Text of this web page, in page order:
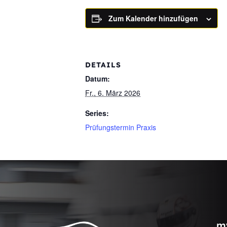
Zum Kalender hinzufügen
DETAILS
Datum:
Fr., 6. März 2026
Series:
Prüfungstermin Praxis